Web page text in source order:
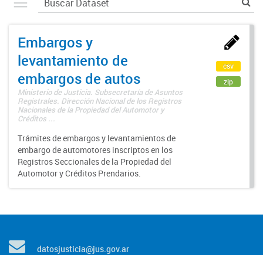
Embargos y
levantamiento de
embargos de autos
Ministerio de Justicia. Subsecretaría de Asuntos
Registrales. Dirección Nacional de los Registros
Nacionales de la Propiedad del Automotor y
Créditos ...
Trámites de embargos y levantamientos de
embargo de automotores inscriptos en los
Registros Seccionales de la Propiedad del
Automotor y Créditos Prendarios.
csv
zip
datosjusticia@jus.gov.ar